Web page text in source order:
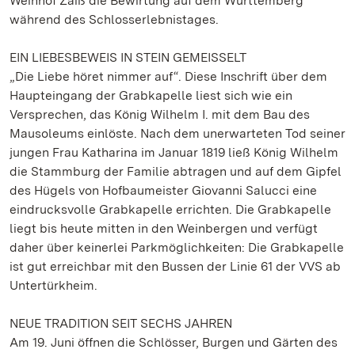
während des Schlosserlebnistages.
EIN LIEBESBEWEIS IN STEIN GEMEISSELT
„Die Liebe höret nimmer auf“. Diese Inschrift über dem
Haupteingang der Grabkapelle liest sich wie ein
Versprechen, das König Wilhelm I. mit dem Bau des
Mausoleums einlöste. Nach dem unerwarteten Tod seiner
jungen Frau Katharina im Januar 1819 ließ König Wilhelm
die Stammburg der Familie abtragen und auf dem Gipfel
des Hügels von Hofbaumeister Giovanni Salucci eine
eindrucksvolle Grabkapelle errichten. Die Grabkapelle
liegt bis heute mitten in den Weinbergen und verfügt
daher über keinerlei Parkmöglichkeiten: Die Grabkapelle
ist gut erreichbar mit den Bussen der Linie 61 der VVS ab
Untertürkheim.
NEUE TRADITION SEIT SECHS JAHREN
Am 19. Juni öffnen die Schlösser, Burgen und Gärten des